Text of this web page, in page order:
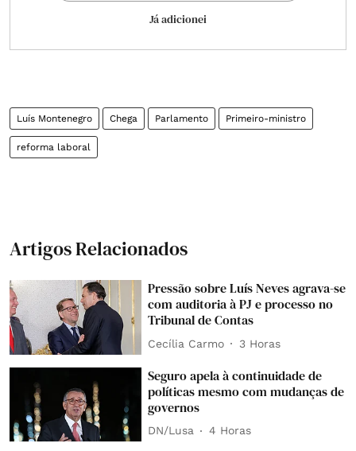
Já adicionei
Luís Montenegro Chega Parlamento Primeiro-ministro
reforma laboral
Artigos Relacionados
Pressão sobre Luís Neves agrava-se
com auditoria à PJ e processo no
Tribunal de Contas
Cecília Carmo 3 Horas
Seguro apela à continuidade de
políticas mesmo com mudanças de
governos
DN/Lusa 4 Horas